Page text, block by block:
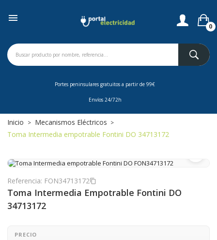

0
Portes peninsulares gratuitos a partir de 99€
Envíos 24/72h
Inicio
Mecanismos Eléctricos
Toma Intermedia empotrable Fontini DO 34713172
Referencia: FON34713172content_copy
Toma Intermedia Empotrable Fontini DO
34713172
PRECIO